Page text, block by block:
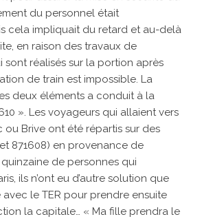
du personnel était
cela impliquait du retard et au-delà
en raison des travaux de
sont réalisés sur la portion après
de train est impossible. La
deux éléments a conduit à la
». Les voyageurs qui allaient vers
ou Brive ont été répartis sur des
et 871608) en provenance de
de personnes qui
ils n’ont eu d’autre solution que
le TER pour prendre ensuite
la capitale… « Ma fille prendra le